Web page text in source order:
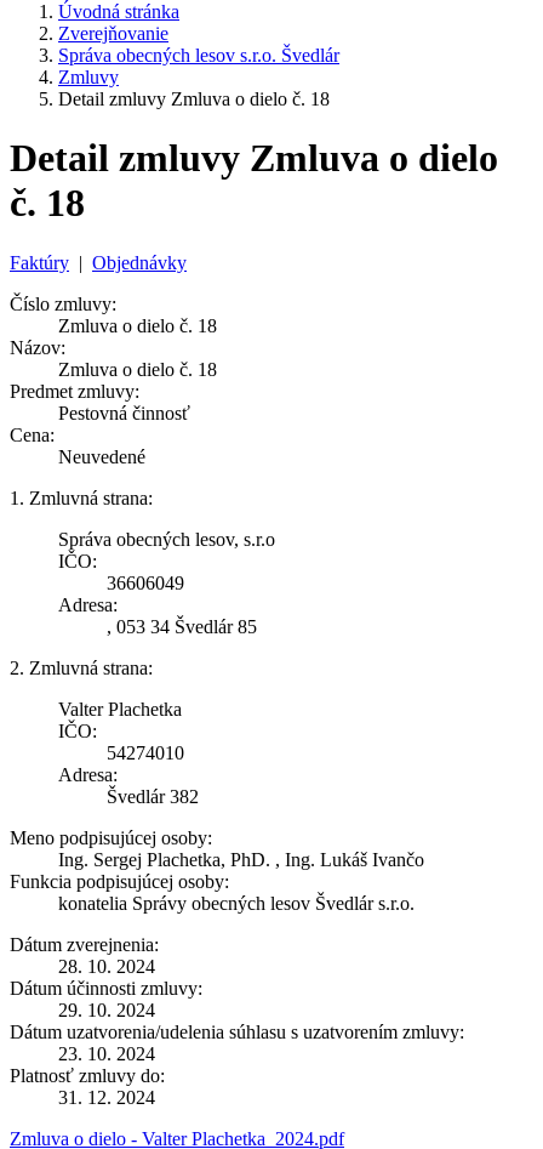
Úvodná stránka
Zverejňovanie
Správa obecných lesov s.r.o. Švedlár
Zmluvy
Detail zmluvy Zmluva o dielo č. 18
Detail zmluvy Zmluva o dielo
č. 18
Faktúry | Objednávky
Číslo zmluvy:
Zmluva o dielo č. 18
Názov:
Zmluva o dielo č. 18
Predmet zmluvy:
Pestovná činnosť
Cena:
Neuvedené
1. Zmluvná strana:
Správa obecných lesov, s.r.o
IČO:
36606049
Adresa:
, 053 34 Švedlár 85
2. Zmluvná strana:
Valter Plachetka
IČO:
54274010
Adresa:
Švedlár 382
Meno podpisujúcej osoby:
Ing. Sergej Plachetka, PhD. , Ing. Lukáš Ivančo
Funkcia podpisujúcej osoby:
konatelia Správy obecných lesov Švedlár s.r.o.
Dátum zverejnenia:
28. 10. 2024
Dátum účinnosti zmluvy:
29. 10. 2024
Dátum uzatvorenia/udelenia súhlasu s uzatvorením zmluvy:
23. 10. 2024
Platnosť zmluvy do:
31. 12. 2024
Zmluva o dielo - Valter Plachetka_2024.pdf